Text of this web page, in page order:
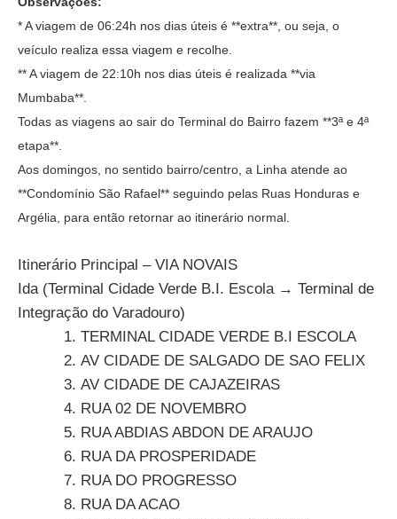
* A viagem de 06:24h nos dias úteis é **extra**, ou seja, o
veículo realiza essa viagem e recolhe.
** A viagem de 22:10h nos dias úteis é realizada **via
Mumbaba**.
Todas as viagens ao sair do Terminal do Bairro fazem **3ª e 4ª
etapa**.
Aos domingos, no sentido bairro/centro, a Linha atende ao
**Condomínio São Rafael** seguindo pelas Ruas Honduras e
Argélia, para então retornar ao itinerário normal.
Itinerário Principal – VIA NOVAIS
Ida (Terminal Cidade Verde B.I. Escola → Terminal de
Integração do Varadouro)
TERMINAL CIDADE VERDE B.I ESCOLA
AV CIDADE DE SALGADO DE SAO FELIX
AV CIDADE DE CAJAZEIRAS
RUA 02 DE NOVEMBRO
RUA ABDIAS ABDON DE ARAUJO
RUA DA PROSPERIDADE
RUA DO PROGRESSO
RUA DA ACAO